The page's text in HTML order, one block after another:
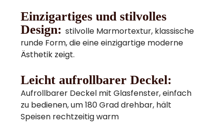
Einzigartiges und stilvolles
Design:stilvolle Marmortextur, klassische
runde Form, die eine einzigartige moderne
Ästhetik zeigt.
Leicht aufrollbarer Deckel:
Aufrollbarer Deckel mit Glasfenster, einfach
zu bedienen, um 180 Grad drehbar, hält
Speisen rechtzeitig warm